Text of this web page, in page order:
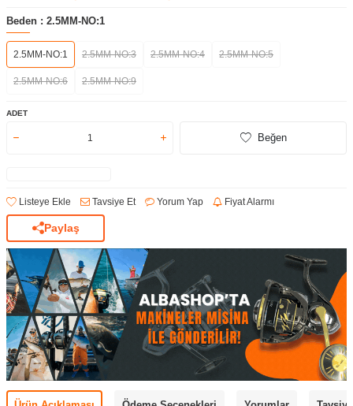
Beden : 2.5MM-NO:1
2.5MM-NO:1 2.5MM-NO:3 2.5MM-NO:4 2.5MM-NO:5
2.5MM-NO:6 2.5MM-NO:9
ADET
Beğen
Listeye Ekle Tavsiye Et Yorum Yap Fiyat Alarmı
Paylaş